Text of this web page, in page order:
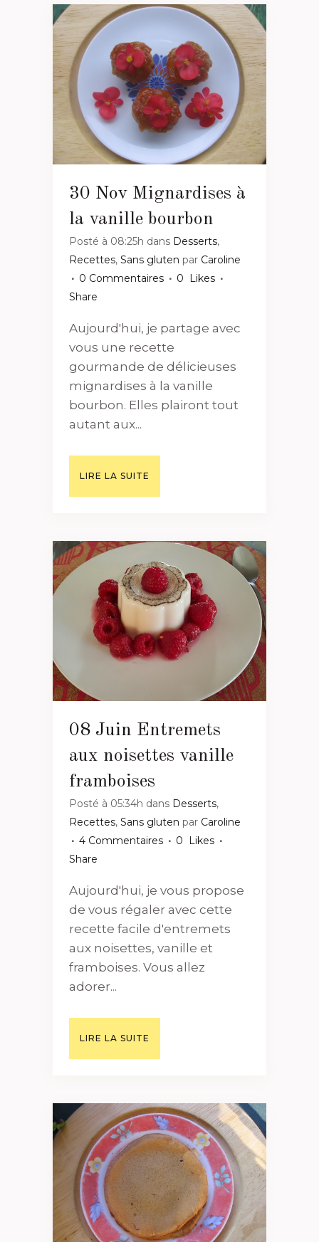
30 Nov Mignardises à
la vanille bourbon
Posté à 08:25h dans Desserts,
Recettes, Sans gluten par Caroline
0 Commentaires
0
Likes
Share
Aujourd'hui, je partage avec
vous une recette
gourmande de délicieuses
mignardises à la vanille
bourbon. Elles plairont tout
autant aux...
LIRE LA SUITE
08 Juin Entremets
aux noisettes vanille
framboises
Posté à 05:34h dans Desserts,
Recettes, Sans gluten par Caroline
4 Commentaires
0
Likes
Share
Aujourd'hui, je vous propose
de vous régaler avec cette
recette facile d'entremets
aux noisettes, vanille et
framboises. Vous allez
adorer...
LIRE LA SUITE